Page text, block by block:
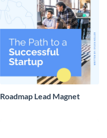
Roadmap Lead Magnet